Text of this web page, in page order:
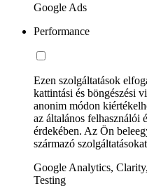
Google Ads
Performance
Ezen szolgáltatások
kattintási és böngészési
anonim módon
az általános felhasználói
érdekében. Az Ön
származó
Google Analytics,
Testing